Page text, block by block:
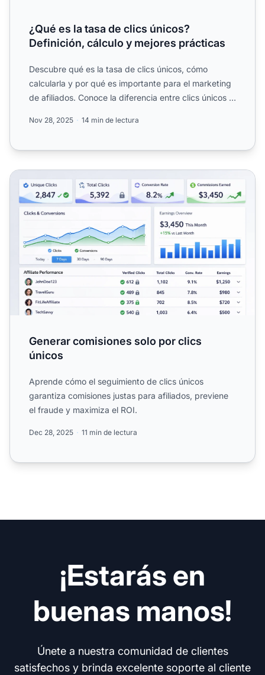
¿Qué es la tasa de clics únicos?
Definición, cálculo y mejores prácticas
Descubre qué es la tasa de clics únicos, cómo
calcularla y por qué es importante para el marketing
de afiliados. Conoce la diferencia entre clics únicos y
Nov 28, 2025 14 min de lectura
Generar comisiones solo por clics únicos
Generar comisiones solo por clics
únicos
Aprende cómo el seguimiento de clics únicos
garantiza comisiones justas para afiliados, previene
el fraude y maximiza el ROI.
Dec 28, 2025 11 min de lectura
¡Estarás en
buenas manos!
Únete a nuestra comunidad de clientes
satisfechos y brinda excelente soporte al cliente